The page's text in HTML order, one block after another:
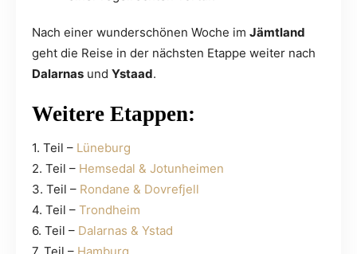
Nach einer wunderschönen Woche im Jämtland
geht die Reise in der nächsten Etappe weiter nach
Dalarnas und Ystaad.
Weitere Etappen:
1. Teil – Lüneburg
2. Teil – Hemsedal & Jotunheimen
3. Teil – Rondane & Dovrefjell
4. Teil – Trondheim
6. Teil – Dalarnas & Ystad